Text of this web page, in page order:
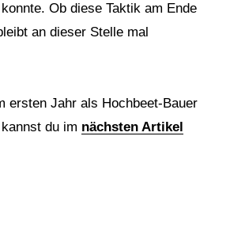
Ob diese Taktik am Ende
an dieser Stelle mal
ersten Jahr als Hochbeet-Bauer
du im nächsten Artikel